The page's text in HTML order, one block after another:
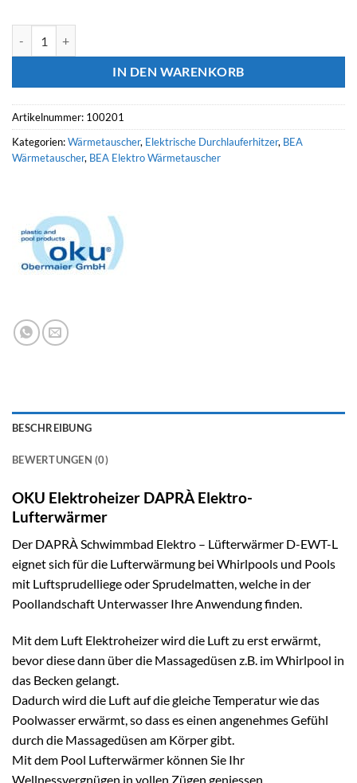
IN DEN WARENKORB
Artikelnummer: 100201
Kategorien:Wärmetauscher, Elektrische Durchlauferhitzer, BEA
Wärmetauscher, BEA Elektro Wärmetauscher
BESCHREIBUNG
BEWERTUNGEN (0)
OKU Elektroheizer DAPRÀ Elektro-
Lufterwärmer
Der DAPRÀ Schwimmbad Elektro – Lüfterwärmer D-EWT-L
eignet sich für die Lufterwärmung bei Whirlpools und Pools
mit Luftsprudelliege oder Sprudelmatten, welche in der
Poollandschaft Unterwasser Ihre Anwendung finden.
Mit dem Luft Elektroheizer wird die Luft zu erst erwärmt,
bevor diese dann über die Massagedüsen z.B. im Whirlpool in
das Becken gelangt.
Dadurch wird die Luft auf die gleiche Temperatur wie das
Poolwasser erwärmt, so dass es einen angenehmes Gefühl
durch die Massagedüsen am Körper gibt.
Mit dem Pool Lufterwärmer können Sie Ihr
Wellnessvergnügen in vollen Zügen geniessen.